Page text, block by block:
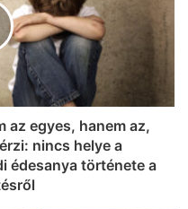
az egyes, hanem az,
nincs helye a
édesanya története a